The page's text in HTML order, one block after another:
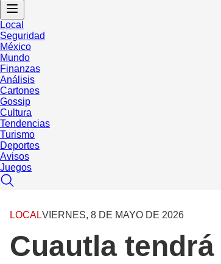
Local
Seguridad
México
Mundo
Finanzas
Análisis
Cartones
Gossip
Cultura
Tendencias
Turismo
Deportes
Avisos
Juegos
LOCALVIERNES, 8 DE MAYO DE 2026
Cuautla